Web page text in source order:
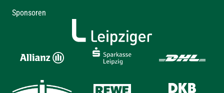
Sponsoren